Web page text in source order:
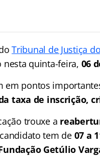
Tribunal de Justiça
quinta-feira, 06
em pontos
taxa de inscrição,
trouxe a
tem de 07 a
Getúlio